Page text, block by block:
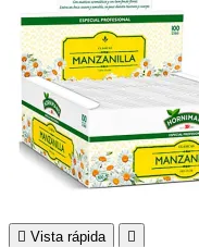
 Vista rápida 